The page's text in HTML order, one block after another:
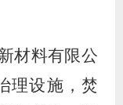
材料有限公
理设施，焚